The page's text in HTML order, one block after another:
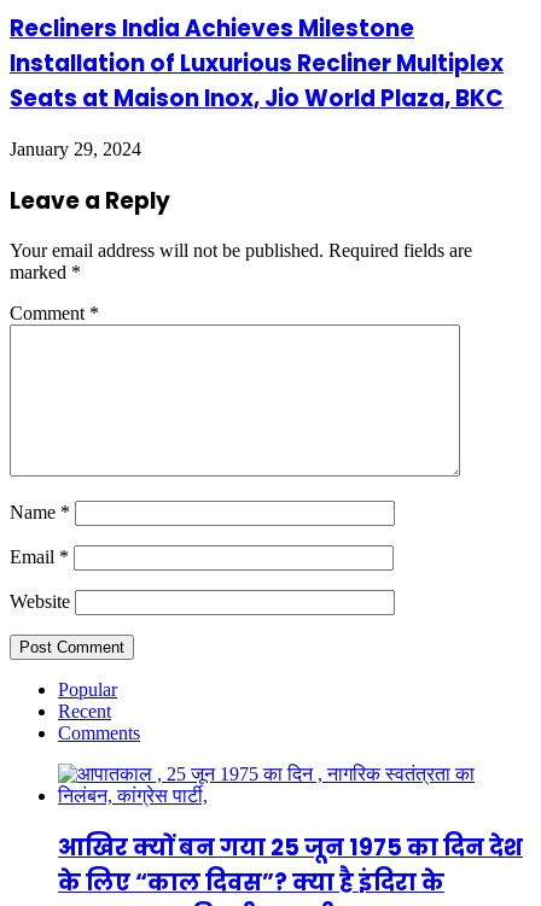
Recliners India Achieves Milestone
Installation of Luxurious Recliner Multiplex
Seats at Maison Inox, Jio World Plaza, BKC
January 29, 2024
Leave a Reply
Your email address will not be published. Required fields are
marked *
Comment *
Name *
Email *
Website
Popular
Recent
Comments
आखिर क्यों बन गया 25 जून 1975 का दिन देश
के लिए “काल दिवस”? क्या है इंदिरा के